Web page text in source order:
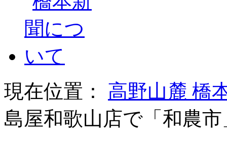
現在位置： 高野山麓 橋
島屋和歌山店で「和農